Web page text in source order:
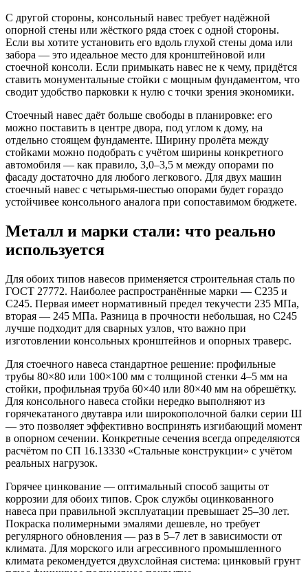
С другой стороны, консольный навес требует надёжной
опорной стены или жёсткого ряда стоек с одной стороны.
Если вы хотите установить его вдоль глухой стены дома или
забора — это идеальное место для кронштейновой или
стоечной консоли. Если примыкать навес не к чему, придётся
ставить монументальные стойки с мощным фундаментом, что
сводит удобство парковки к нулю с точки зрения экономики.
Стоечный навес даёт больше свободы в планировке: его
можно поставить в центре двора, под углом к дому, на
отдельно стоящем фундаменте. Ширину пролёта между
стойками можно подобрать с учётом ширины конкретного
автомобиля — как правило, 3,0–3,5 м между опорами по
фасаду достаточно для любого легкового. Для двух машин
стоечный навес с четырьмя-шестью опорами будет гораздо
устойчивее консольного аналога при сопоставимом бюджете.
Металл и марки стали: что реально
используется
Для обоих типов навесов применяется строительная сталь по
ГОСТ 27772. Наиболее распространённые марки — С235 и
С245. Первая имеет нормативный предел текучести 235 МПа,
вторая — 245 МПа. Разница в прочности небольшая, но С245
лучше подходит для сварных узлов, что важно при
изготовлении консольных кронштейнов и опорных траверс.
Для стоечного навеса стандартное решение: профильные
трубы 80×80 или 100×100 мм с толщиной стенки 4–5 мм на
стойки, профильная труба 60×40 или 80×40 мм на обрешётку.
Для консольного навеса стойки нередко выполняют из
горячекатаного двутавра или широкополочной балки серии Ш
— это позволяет эффективно воспринять изгибающий момент
в опорном сечении. Конкретные сечения всегда определяются
расчётом по СП 16.13330 «Стальные конструкции» с учётом
реальных нагрузок.
Горячее цинкование — оптимальный способ защиты от
коррозии для обоих типов. Срок службы оцинкованного
навеса при правильной эксплуатации превышает 25–30 лет.
Покраска полимерными эмалями дешевле, но требует
регулярного обновления — раз в 5–7 лет в зависимости от
климата. Для морского или агрессивного промышленного
климата рекомендуется двухслойная система: цинковый грунт